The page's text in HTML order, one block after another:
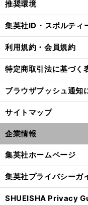
推奨環境
集英社ID・スポルティ
利用規約・会員規約
特定商取引法に基づく
ブラウザプッシュ通知
サイトマップ
企業情報
集英社ホームページ
集英社プライバシーガ
SHUEISHA Privacy